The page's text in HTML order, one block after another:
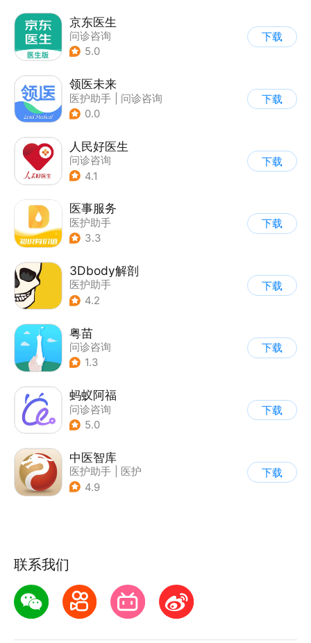
京东医生
问诊咨询
5.0
下载
领医未来
医护助手
问诊咨询
0.0
下载
人民好医生
问诊咨询
4.1
下载
医事服务
医护助手
3.3
下载
3Dbody解剖
医护助手
4.2
下载
粤苗
问诊咨询
1.3
下载
蚂蚁阿福
问诊咨询
5.0
下载
中医智库
医护助手
医护
4.9
下载
联系我们